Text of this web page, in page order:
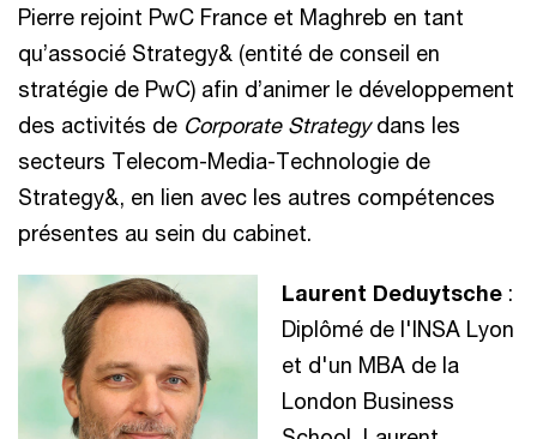
Pierre rejoint PwC France et Maghreb en tant
qu’associé Strategy& (entité de conseil en
stratégie de PwC) afin d’animer le développement
des activités de Corporate Strategydans les
secteurs Telecom-Media-Technologie de
Strategy&, en lien avec les autres compétences
présentes au sein du cabinet.
Laurent Deduytsche :
Diplômé de l'INSA Lyon
et d'un MBA de la
London Business